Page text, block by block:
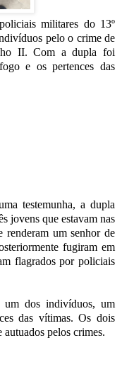
militares do 13º
pelo o crime de
II. Com a dupla foi
e os pertences das
testemunha, a dupla
jovens que estavam nas
renderam um senhor de
fugiram em
flagrados por policiais
um dos indivíduos, um
das vítimas. Os dois
pelos crimes.